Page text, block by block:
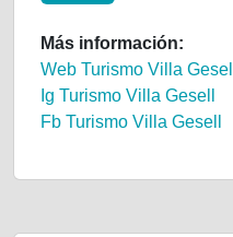
Más información:
Web Turismo Villa Gesell
Ig Turismo Villa Gesell
Fb Turismo Villa Gesell